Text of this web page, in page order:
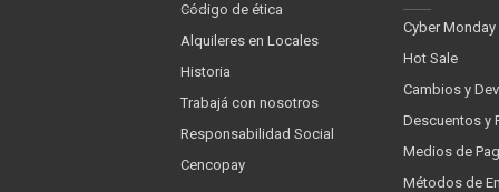
Código de ética
Alquileres en Locales
Historia
Trabajá con nosotros
Responsabilidad Social
Cencopay
Cyber Monday
Hot Sale
Cambios y
Descuentos y
Medios de
Métodos de